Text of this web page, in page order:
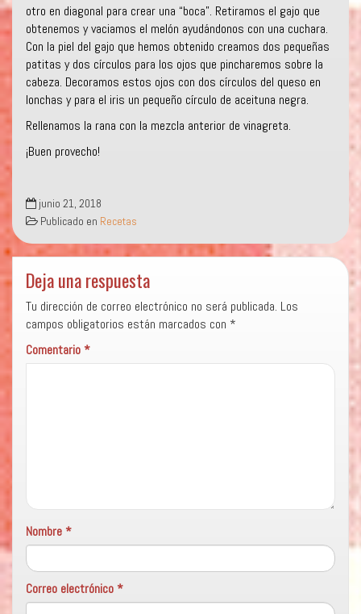
otro en diagonal para crear una “boca”. Retiramos el gajo que
obtenemos y vaciamos el melón ayudándonos con una cuchara.
Con la piel del gajo que hemos obtenido creamos dos pequeñas
patitas y dos círculos para los ojos que pincharemos sobre la
cabeza. Decoramos estos ojos con dos círculos del queso en
lonchas y para el iris un pequeño círculo de aceituna negra.
Rellenamos la rana con la mezcla anterior de vinagreta.
¡Buen provecho!
junio 21, 2018
Publicado en Recetas
Deja una respuesta
Tu dirección de correo electrónico no será publicada. Los
campos obligatorios están marcados con *
Comentario*
Nombre *
Correo electrónico *